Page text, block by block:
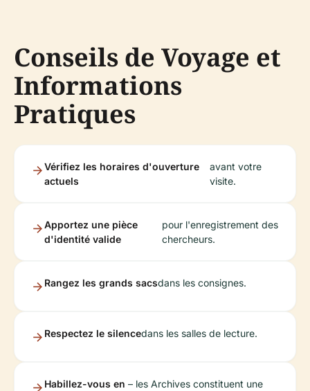
Conseils de Voyage et
Informations
Pratiques
Vérifiez les horaires d'ouverture
actuels
avant votre
visite.
Apportez une pièce
d'identité valide
pour l'enregistrement des
chercheurs.
Rangez les grands sacsdans les consignes.
Respectez le silencedans les salles de lecture.
Habillez-vous en – les Archives constituent une